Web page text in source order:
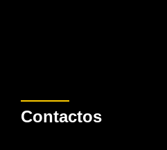
Contactos